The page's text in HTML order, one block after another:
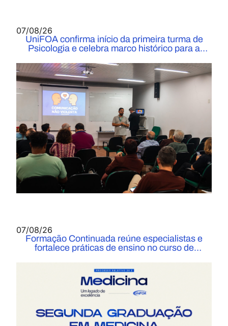
07/08/26
UniFOA confirma início da primeira turma de
Psicologia e celebra marco histórico para a
07/08/26
Formação Continuada reúne especialistas e
fortalece práticas de ensino no curso de